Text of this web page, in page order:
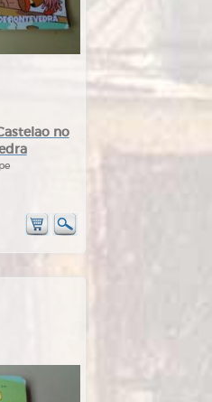
no